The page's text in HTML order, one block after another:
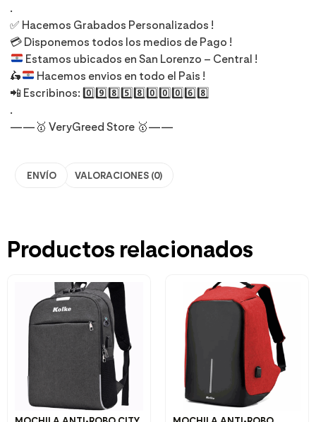
.
✅ Hacemos Grabados Personalizados !
💳 Disponemos todos los medios de Pago !
Estamos ubicados en San Lorenzo – Central !
🛵
Hacemos envios en todo el Pais !
📲 Escribinos: 0️⃣9️⃣8️⃣5️⃣8️⃣0️⃣0️⃣0️⃣6️⃣8️⃣
.
——🥇 VeryGreed Store 🥇——
ENVÍO VALORACIONES (0)
Productos relacionados